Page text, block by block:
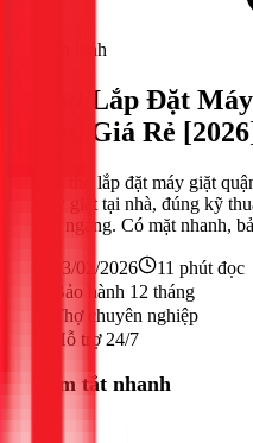
Điện lạnh
Thợ Lắp Đặt
Tín, Giá Rẻ
Cần thợ lắp đặt máy giặt
máy giặt tại nhà, đúng kỹ
cửa ngang. Có mặt nhanh,
23/02/2026 11 phút đọc
Bảo hành 12 tháng
Thợ chuyên nghiệp
Hỗ trợ 24/7
Tóm tắt nhanh